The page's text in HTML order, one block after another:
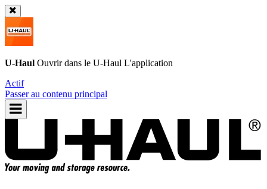
U-Haul Ouvrir dans le U-Haul L'application
Actif
Passer au contenu principal